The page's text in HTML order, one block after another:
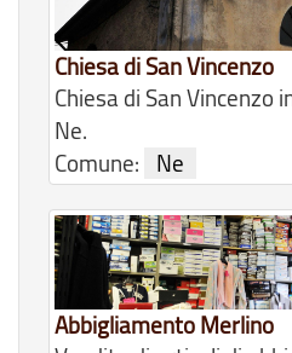
Chiesa di San Vincenzo
Chiesa di San Vincenzo
Ne.
Comune:
Ne
Abbigliamento Merlino